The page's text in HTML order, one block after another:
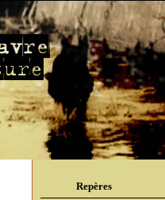
Repères